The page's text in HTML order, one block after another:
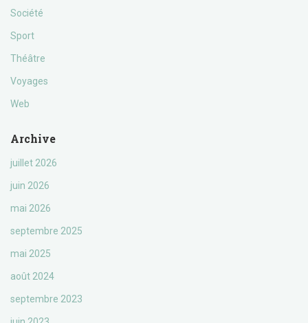
Société
Sport
Théâtre
Voyages
Web
Archive
juillet 2026
juin 2026
mai 2026
septembre 2025
mai 2025
août 2024
septembre 2023